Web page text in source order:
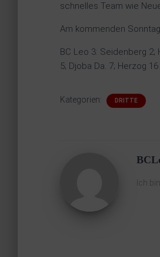
schnelles Team wie
Am kommenden
BC Leo 3: Seidenberg 2;
5; Djoba Da. 7; Herzog 16
Kategorien: DRITTE
Ich